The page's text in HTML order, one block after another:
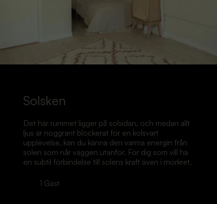
Solsken
Det här rummet ligger på solsidan, och medan allt
ljus är noggrant blockerat för en kolsvart
upplevelse, kan du känna den varma energin från
solen som når väggen utanför. För dig som vill ha
en subtil förbindelse till solens kraft även i mörkret.
1 Gäst